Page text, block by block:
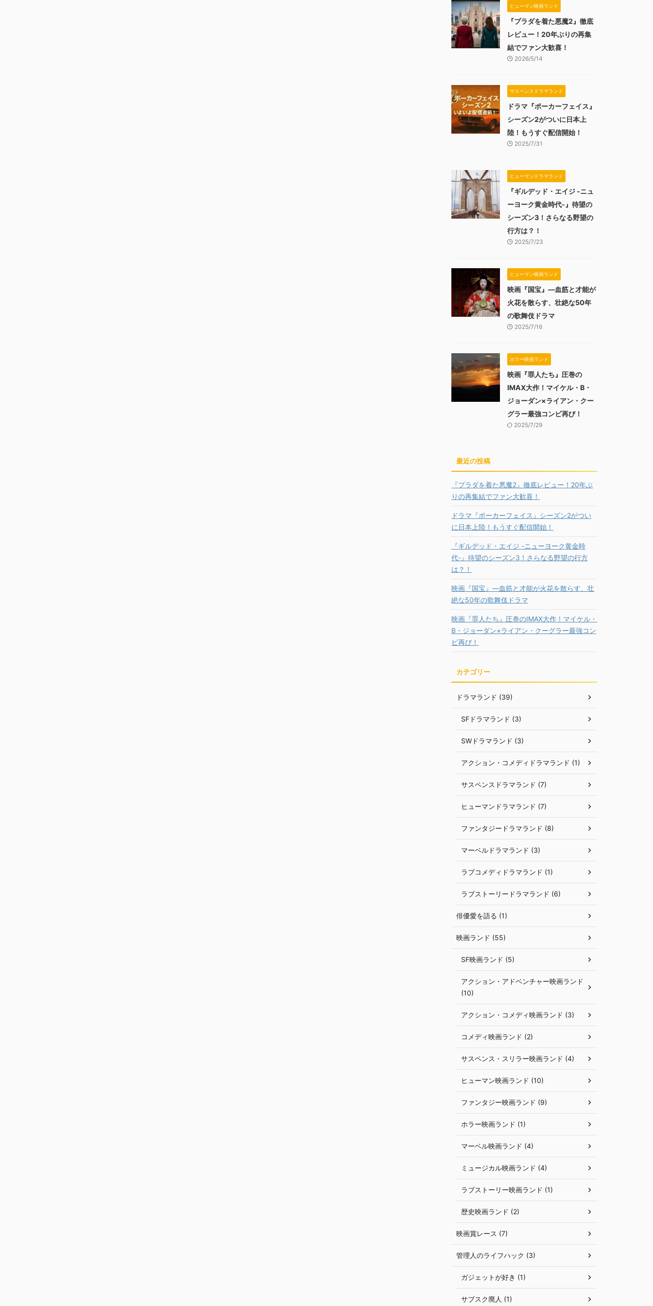
ヒューマン映画ランド
『プラダを着た悪魔2』徹底
レビュー！20年ぶりの再集
結でファン大歓喜！
2026/5/14
サスペンスドラマランド
ドラマ『ポーカーフェイス』
シーズン2がついに日本上
陸！もうすぐ配信開始！
2025/7/31
ヒューマンドラマランド
『ギルデッド・エイジ -ニュ
ーヨーク黄金時代-』待望の
シーズン3！さらなる野望の
行方は？！
2025/7/23
ヒューマン映画ランド
映画『国宝』―血筋と才能が
火花を散らす、壮絶な50年
の歌舞伎ドラマ
2025/7/16
ホラー映画ランド
映画『罪人たち』圧巻の
IMAX大作！マイケル・B・
ジョーダン×ライアン・クー
グラー最強コンビ再び！
2025/7/29
最近の投稿
『プラダを着た悪魔2』徹底レビュー！20年ぶ
りの再集結でファン大歓喜！
ドラマ『ポーカーフェイス』シーズン2がつい
に日本上陸！もうすぐ配信開始！
『ギルデッド・エイジ -ニューヨーク黄金時
代-』待望のシーズン3！さらなる野望の行方
は？！
映画『国宝』―血筋と才能が火花を散らす、壮
絶な50年の歌舞伎ドラマ
映画『罪人たち』圧巻のIMAX大作！マイケル・
B・ジョーダン×ライアン・クーグラー最強コン
ビ再び！
カテゴリー
ドラマランド (39)
SFドラマランド (3)
SWドラマランド (3)
アクション・コメディドラマランド (1)
サスペンスドラマランド (7)
ヒューマンドラマランド (7)
ファンタジードラマランド (8)
マーベルドラマランド (3)
ラブコメディドラマランド (1)
ラブストーリードラマランド (6)
俳優愛を語る (1)
映画ランド (55)
SF映画ランド (5)
アクション・アドベンチャー映画ランド
(10)
アクション・コメディ映画ランド (3)
コメディ映画ランド (2)
サスペンス・スリラー映画ランド (4)
ヒューマン映画ランド (10)
ファンタジー映画ランド (9)
ホラー映画ランド (1)
マーベル映画ランド (4)
ミュージカル映画ランド (4)
ラブストーリー映画ランド (1)
歴史映画ランド (2)
映画賞レース (7)
管理人のライフハック (3)
ガジェットが好き (1)
サブスク廃人 (1)